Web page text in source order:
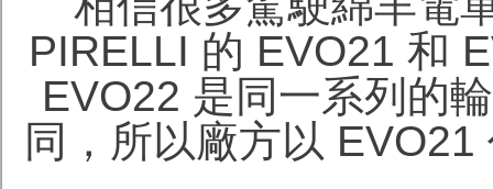
PIRELLI 的 EVO21 和
EVO22 是同一系列的
同，所以廠方以